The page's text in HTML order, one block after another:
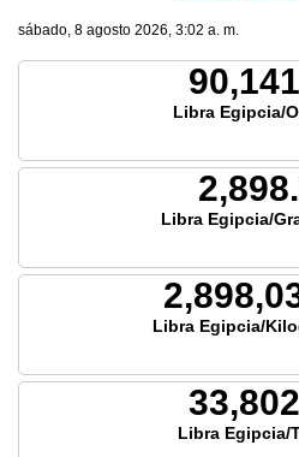
sábado, 8 agosto 2026, 3:02 a. m.
Libra Egipcia/
Libra Egipcia/
Libra Egipcia/
Libra Egipcia/